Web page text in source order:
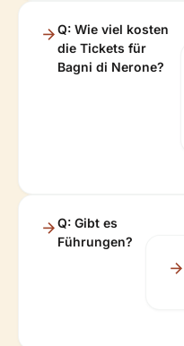
Q: Wie viel kosten
die Tickets für
Bagni di Nerone?
Q: Gibt es
Führungen?